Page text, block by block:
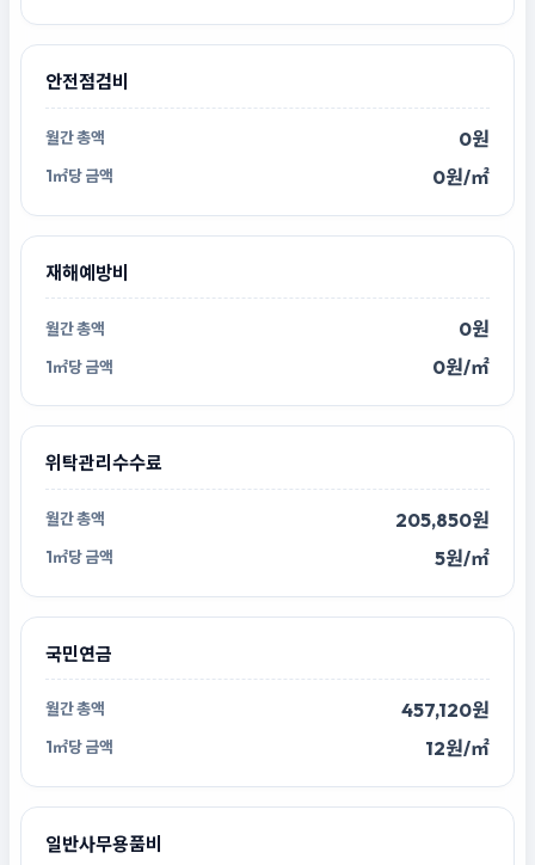
안전점검비
0원
0원/㎡
재해예방비
0원
0원/㎡
위탁관리수수료
205,850원
5원/㎡
국민연금
457,120원
12원/㎡
일반사무용품비